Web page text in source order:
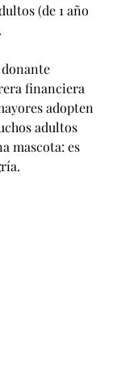
(de 1 año
financiera
adopten
adultos
mascota: es